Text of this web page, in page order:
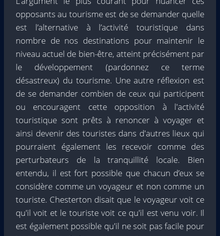
opposants au tourisme est de se demander quelle
est l’alternative à l’activité touristique dans
nombre de nos destinations pour maintenir le
niveau actuel de bien-être, atteint précisément par
le développement (pardonnez ce terme
désastreux) du tourisme. Une autre réflexion est
de se demander combien de ceux qui participent
ou encouragent cette opposition à l'activité
touristique sont prêts à renoncer à voyager et
ainsi devenir des touristes dans d'autres lieux qui
pourraient également les recevoir comme des
perturbateurs de la tranquillité locale. Bien
entendu, il est fort possible que chacun d’eux se
considère comme un voyageur et non comme un
touriste. Chesterton disait que le voyageur voit ce
qu'il voit et le touriste voit ce qu'il est venu voir. Il
est également possible qu'il ne soit pas facile pour